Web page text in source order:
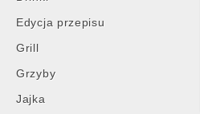
Edycja przepisu
Grill
Grzyby
Jajka